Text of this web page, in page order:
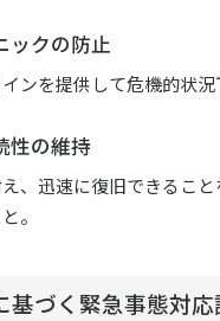
ックの防止
ンを提供して危機的状
性の維持
、迅速に復旧できるこ
。
基づく緊急事態対